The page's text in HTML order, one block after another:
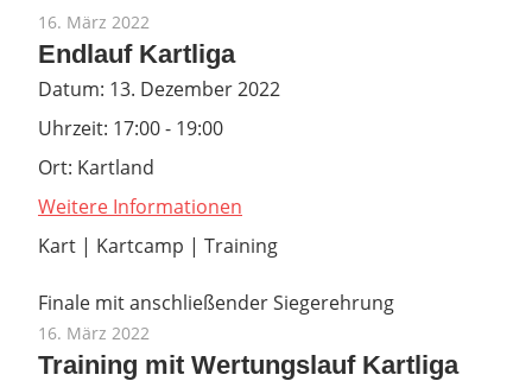
16. März 2022
Endlauf Kartliga
Datum: 13. Dezember 2022
Uhrzeit: 17:00 - 19:00
Ort: Kartland
Weitere Informationen
Kart | Kartcamp | Training
Finale mit anschließender Siegerehrung
16. März 2022
Training mit Wertungslauf Kartliga